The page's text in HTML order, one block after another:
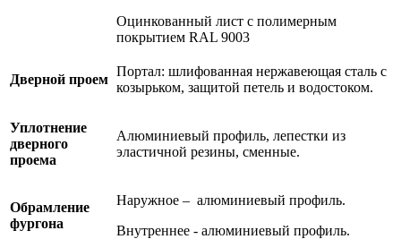
Оцинкованный лист с полимерным
покрытием RAL 9003
Дверной проем
Портал: шлифованная нержавеющая сталь с
козырьком, защитой петель и водостоком.
Уплотнение
дверного
проема
Алюминиевый профиль, лепестки из
эластичной резины, сменные.
Обрамление
фургона
Наружное – алюминиевый профиль.
Внутреннее - алюминиевый профиль.